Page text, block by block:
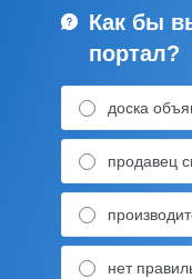
Как бы
портал?
доска
продавец
нет